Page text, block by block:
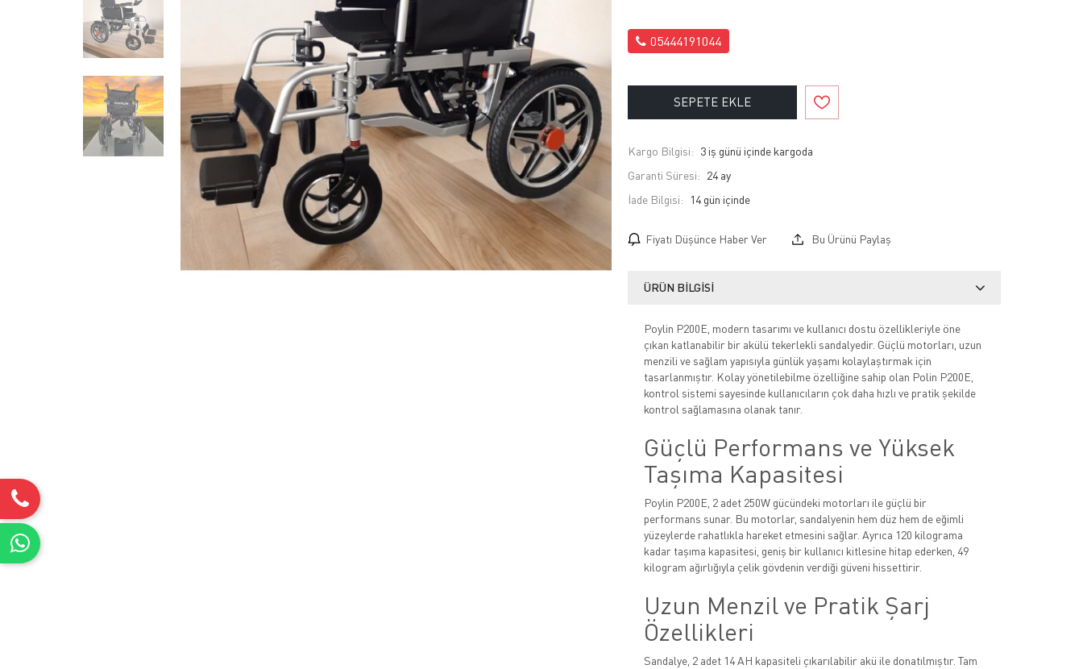
05444191044
SEPETE EKLE
Kargo Bilgisi: 3 iş günü içinde kargoda
Garanti Süresi: 24 ay
İade Bilgisi:
Fiyatı Düşünce Haber Ver Bu Ürünü Paylaş
ÜRÜN BILGISI
Poylin P200E, modern tasarımı ve kullanıcı dostu özellikleriyle öne
çıkan katlanabilir bir akülü tekerlekli sandalyedir. Güçlü motorları, uzun
menzili ve sağlam yapısıyla günlük yaşamı kolaylaştırmak için
tasarlanmıştır. Kolay yönetilebilme özelliğine sahip olan Polin P200E,
kontrol sistemi sayesinde kullanıcıların çok daha hızlı ve pratik şekilde
kontrol sağlamasına olanak tanır.
Güçlü Performans ve Yüksek
Taşıma Kapasitesi
Poylin P200E, 2 adet 250W gücündeki motorları ile güçlü bir
performans sunar. Bu motorlar, sandalyenin hem düz hem de eğimli
yüzeylerde rahatlıkla hareket etmesini sağlar. Ayrıca 120 kilograma
kadar taşıma kapasitesi, geniş bir kullanıcı kitlesine hitap ederken, 49
kilogram ağırlığıyla çelik gövdenin verdiği güveni hissettirir.
Uzun Menzil ve Pratik Şarj
Özellikleri
Sandalye, 2 adet 14 AH kapasiteli çıkarılabilir akü ile donatılmıştır. Tam